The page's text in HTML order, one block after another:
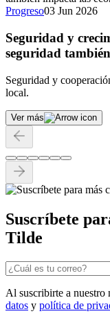
Progreso03 Jun 2026
Seguridad y
seguridad
Seguridad y
local.
Ver más
Suscríbete
Tilde
Al suscribirte a nuestro
datos y política de